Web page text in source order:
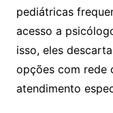
pediátricas
acesso a
isso, eles
opções com rede
atendimento